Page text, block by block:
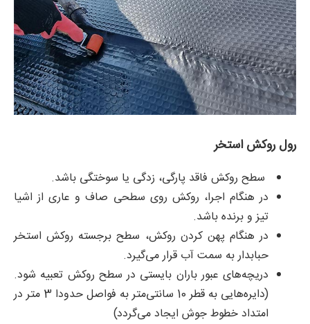
رول روکش استخر
سطح روکش فاقد پارگی، زدگی یا سوختگی باشد.
در هنگام اجرا، روکش روی سطحی صاف و عاری از اشیا
تیز و برنده باشد.
در هنگام پهن کردن روکش، سطح برجسته روکش استخر
حبابدار به سمت آب قرار می‌گیرد.
دریچه‌های عبور باران بایستی در سطح روکش تعبیه شود.
(دایره‌هایی به قطر 10 سانتی‌متر به فواصل حدودا 3 متر در
امتداد خطوط جوش ایجاد می‌گردد)